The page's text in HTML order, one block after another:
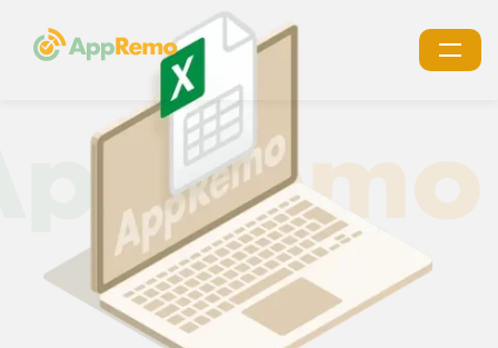
導入事例
導入・サポート